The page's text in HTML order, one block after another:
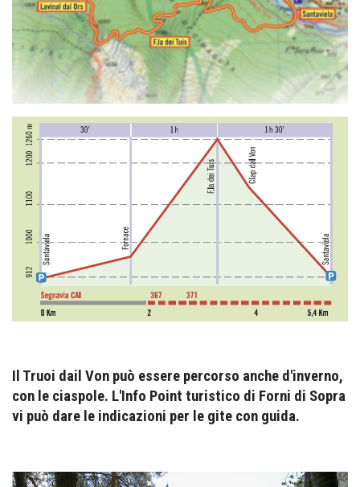
Il Truoi dail Von può essere percorso anche d'inverno,
con le ciaspole. L'Info Point turistico di Forni di Sopra
vi può dare le indicazioni per le gite con guida.